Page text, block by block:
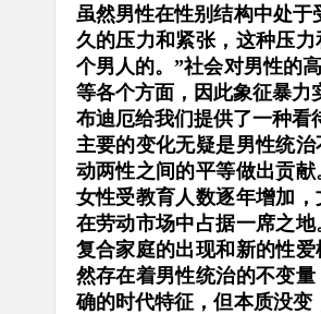
虽然男性在性别结构中处于
久的压力和紧张，这种压
个男人的。”社会对男性的
等各个方面，因此象征暴力
布迪厄给我们提供了一种看
主要的变化无疑是男性统
动两性之间的平等做出贡
女性受教育人数逐年增加
在劳动市场中占据一席之
复合家庭的出现和新的性
然存在着男性统治的不变
确的时代特征，但本质没